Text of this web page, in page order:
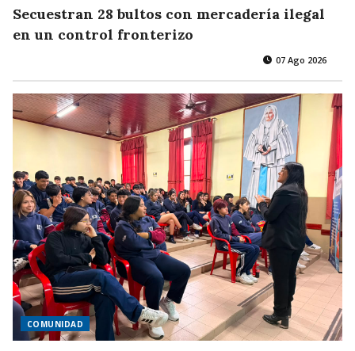
Secuestran 28 bultos con mercadería ilegal
en un control fronterizo
07 Ago 2026
COMUNIDAD